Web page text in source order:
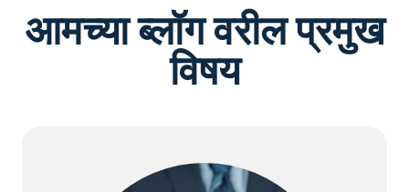
आमच्या ब्लॉग वरील प्रमुख
विषय